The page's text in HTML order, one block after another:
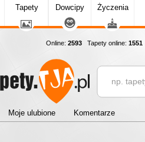
Tapety Dowcipy Życzenia
Online: 2593 Tapety online: 1551
Moje ulubione Komentarze